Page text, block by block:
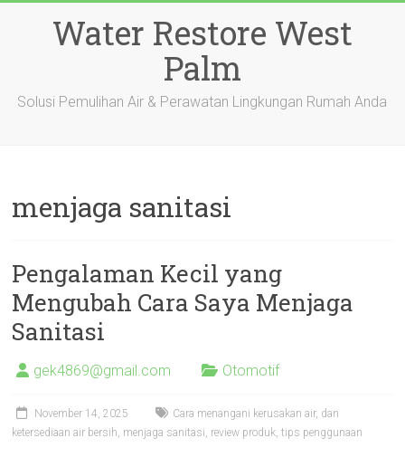
Water Restore West
Palm
Solusi Pemulihan Air & Perawatan Lingkungan Rumah Anda
menjaga sanitasi
Pengalaman Kecil yang
Mengubah Cara Saya Menjaga
Sanitasi
gek4869@gmail.com Otomotif
November 14, 2025 Cara menangani kerusakan air, dan
ketersediaan air bersih, menjaga sanitasi, review produk,tips penggunaan